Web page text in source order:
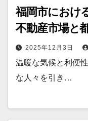
福岡市におけ
不動産市場と
2025年12月3日
温暖な気候と利便
な人々を引き…